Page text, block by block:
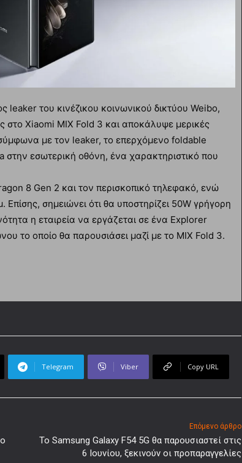
του κινέζικου κοινωνικού δικτύου Weibo,
Xiaomi MIX Fold 3 και αποκάλυψε μερικές
με τον leaker, το επερχόμενο foldable
εσωτερική οθόνη, ένα χαρακτηριστικό που
8 Gen 2 και τον περισκοπικό τηλεφακό, ενώ
σημειώνει ότι θα υποστηρίζει 50W γρήγορη
η εταιρεία να εργάζεται σε ένα Explorer
το οποίο θα παρουσιάσει μαζί με το MIX Fold 3.
Telegram Viber Copy URL
Επόμενο άρθρο
Το Samsung Galaxy F54 5G θα παρουσιαστεί στις
6 Ιουνίου, ξεκινούν οι προπαραγγελίες